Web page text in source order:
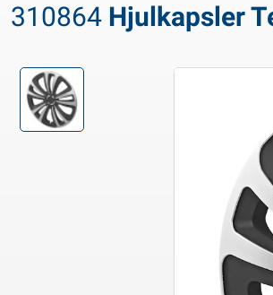
310864 Hjulkapsler